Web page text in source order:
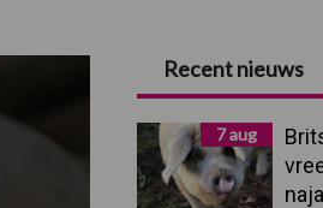
Primaire
Sidebar
Recent nieuws
7 aug